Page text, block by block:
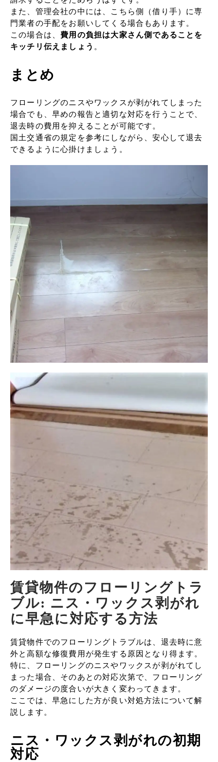
また、管理会社の中には、こちら側（借り手）に専
門業者の手配をお願いしてくる場合もあります。
この場合は、費用の負担は大家さん側であることを
キッチリ伝えましょう 。
まとめ
フローリングのニスやワックスが剥がれてしまった
場合でも、早めの報告と適切な対応を行うことで、
退去時の費用を抑えることが可能です。
国土交通省の規定を参考にしながら、安心して退去
できるように心掛けましょう。
賃貸物件のフローリングトラ
ブル: ニス・ワックス剥がれ
に早急に対応する方法
賃貸物件でのフローリングトラブルは、退去時に意
外と高額な修復費用が発生する原因となり得ます。
特に、フローリングのニスやワックスが剥がれてし
まった場合、そのあとの対応次第で、フローリング
のダメージの度合いが大きく変わってきます。
ここでは、早急にした方が良い対処方法について解
説します。
ニス・ワックス剥がれの初期
対応